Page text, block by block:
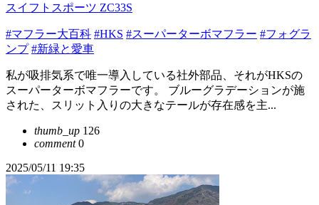
スイフトスポーツ ZC33S
#マフラー大百科 #HKS #スーパーターボマフラー #フォグラ
ンプ #新緑と愛車
私が吸排気系で唯一導入している社外部品、それがHKSの
スーパーターボマフラーです。 ブルーグラデーションが施
された、スリット入りの大きなテールが存在感を主...
thumb_up 126
comment0
2025/05/11 19:35